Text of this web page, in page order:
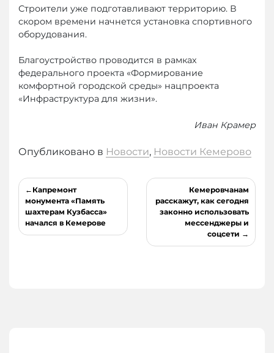
Строители уже подготавливают территорию. В
скором времени начнется установка спортивного
оборудования.
Благоустройство проводится в рамках
федерального проекта «Формирование
комфортной городской среды» нацпроекта
«Инфраструктура для жизни».
Иван Крамер
Опубликовано в Новости, Новости Кемерово
Навигация
по
записям
Капремонт
монумента «Память
шахтерам Кузбасса»
начался в Кемерове
Кемеровчанам
расскажут, как сегодня
законно использовать
мессенджеры и
соцсети